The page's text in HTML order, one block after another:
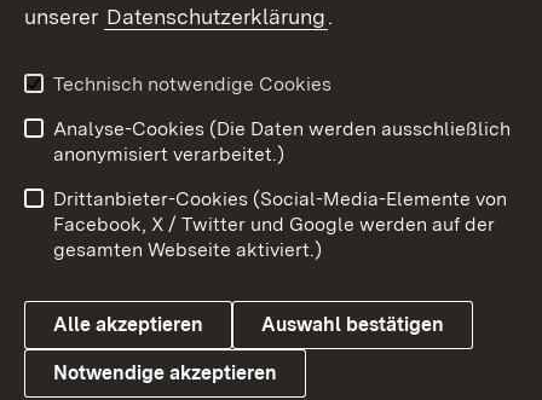
Youtube
Link zum Landesportal
Impressum
Kontakt
Barrierefreiheit
Datenschutz
Cookies
unserer Datenschutzerklärung.
Technisch notwendige Cookies
Analyse-Cookies (Die Daten werden ausschließlich
anonymisiert verarbeitet.)
Drittanbieter-Cookies (Social-Media-Elemente von
Facebook, X / Twitter und Google werden auf der
gesamten Webseite aktiviert.)
Alle akzeptieren Auswahl bestätigen
Notwendige akzeptieren